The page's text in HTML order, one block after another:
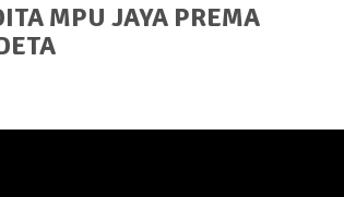
MPU JAYA PREMA